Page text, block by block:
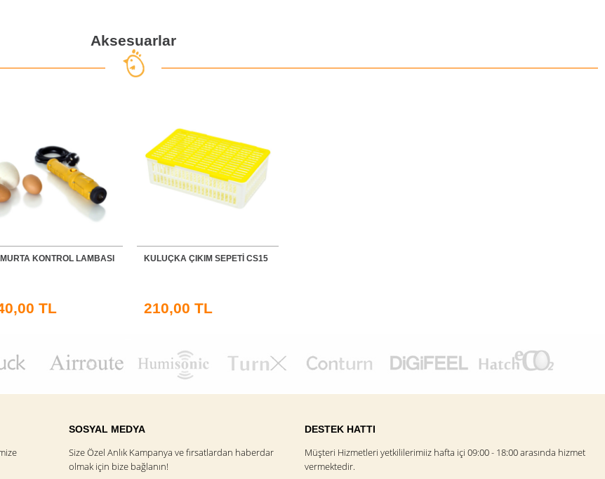
Aksesuarlar
KONTROL LAMBASI
TL
KULUÇKA ÇIKIM SEPETİ CS15
210,00 TL
SOSYAL MEDYA
Size Özel Anlık Kampanya ve fırsatlardan haberdar
olmak için bize bağlanın!
DESTEK HATTI
Müşteri Hizmetleri yetkililerimiiz hafta içi 09:00 - 18:00 arasında hizmet
vermektedir.